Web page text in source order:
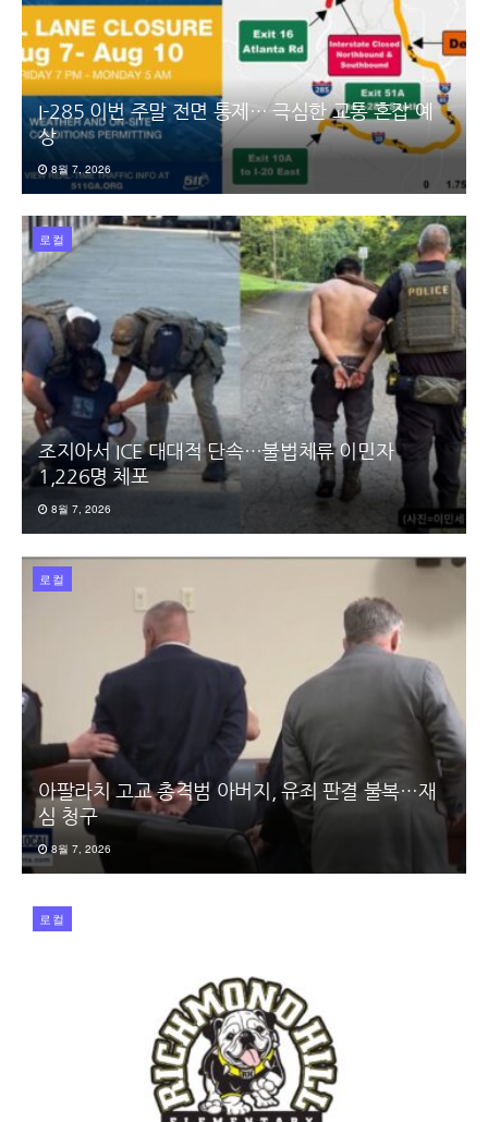
I-285 이번 주말 전면 통제… 극심한 교통 혼잡 예
상
8월 7, 2026
로컬
조지아서 ICE 대대적 단속…불법체류 이민자
1,226명 체포
8월 7, 2026
로컬
아팔라치 고교 총격범 아버지, 유죄 판결 불복…재
심 청구
8월 7, 2026
로컬